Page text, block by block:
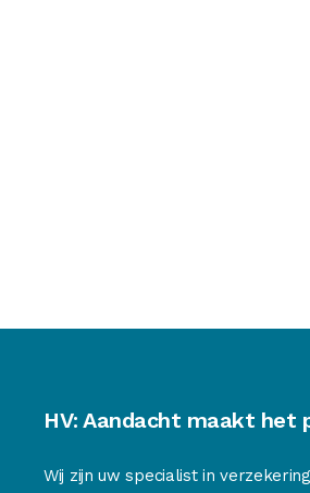
HV: Aandacht maakt het
Wij zijn uw specialist in